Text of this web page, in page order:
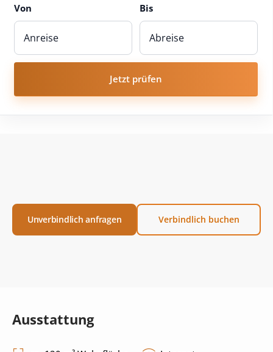
Von Bis
Jetzt prüfen
Unverbindlich anfragen Verbindlich buchen
Ausstattung